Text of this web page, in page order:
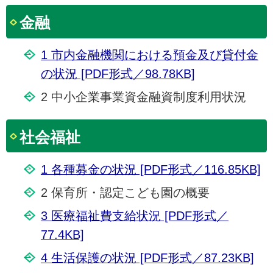
金融
1 市内金融機関における預金及び貸付金
の状況 [PDF形式／98.78KB]
2 中小企業事業資金融資制度利用状況
社会福祉
1 各種募金の状況 [PDF形式／116.85KB]
2 保育所・認定こども園の概要
3 医療福祉費支給状況 [PDF形式／
77.4KB]
4 生活保護の状況 [PDF形式／87.23KB]